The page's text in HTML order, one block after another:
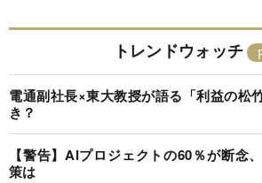
トレンドウォッチ
電通副社長×東大教授が語る「利益の松
き？
【警告】AIプロジェクトの60％が断念
策は